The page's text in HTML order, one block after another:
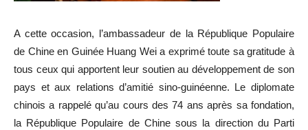
A cette occasion, l’ambassadeur de la République Populaire
de Chine en Guinée Huang Wei a exprimé toute sa gratitude à
tous ceux qui apportent leur soutien au développement de son
pays et aux relations d’amitié sino-guinéenne. Le diplomate
chinois a rappelé qu’au cours des 74 ans après sa fondation,
la République Populaire de Chine sous la direction du Parti